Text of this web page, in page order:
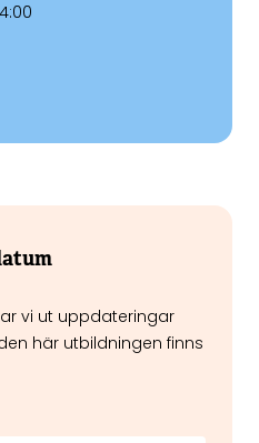
vi ut uppdateringar
här utbildningen finns